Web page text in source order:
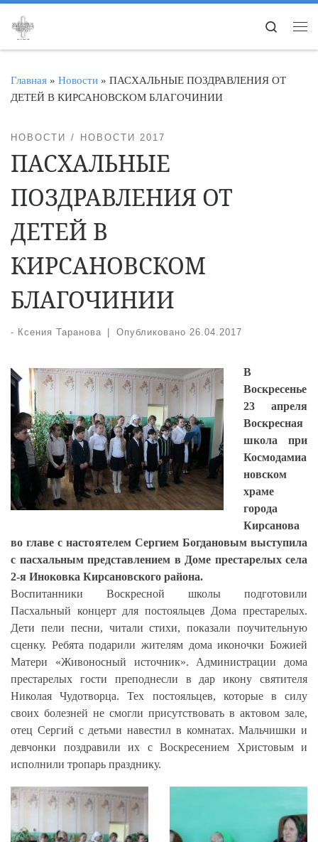
Перейти к содержимому
Search
Главная » Новости » ПАСХАЛЬНЫЕ ПОЗДРАВЛЕНИЯ ОТ
ДЕТЕЙ В КИРСАНОВСКОМ БЛАГОЧИНИИ
НОВОСТИ НОВОСТИ 2017
ПАСХАЛЬНЫЕ
ПОЗДРАВЛЕНИЯ ОТ
ДЕТЕЙ В
КИРСАНОВСКОМ
БЛАГОЧИНИИ
- Ксения Таранова Опубликовано 26.04.2017
В
Воскресенье
23 апреля
Воскресная
школа при
Космодамиа
новском
храме
города
Кирсанова
во главе с настоятелем Сергием Богдановым выступила
с пасхальным представлением в Доме престарелых села
2-я Иноковка Кирсановского района.
Воспитанники Воскресной школы подготовили
Пасхальный концерт для постояльцев Дома престарелых.
Дети пели песни, читали стихи, показали поучительную
сценку. Ребята подарили жителям дома иконочки Божией
Матери «Живоносный источник». Администрации дома
престарелых гости преподнесли в дар икону святителя
Николая Чудотворца. Тех постояльцев, которые в силу
своих болезней не смогли присутствовать в актовом зале,
отец Сергий с детьми навестил в комнатах. Мальчишки и
девчонки поздравили их с Воскресением Христовым и
исполнили тропарь празднику.